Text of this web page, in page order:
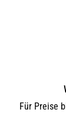
Für Preise